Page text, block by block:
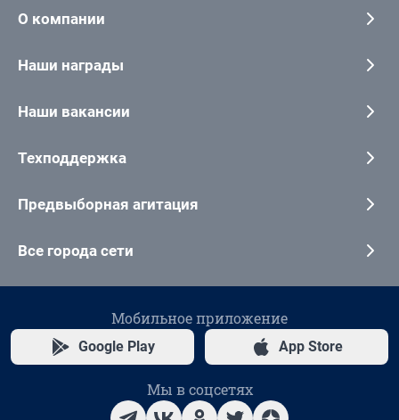
О компании
Наши награды
Наши вакансии
Техподдержка
Предвыборная агитация
Все города сети
Мобильное приложение
Google Play App Store
Мы в соцсетях